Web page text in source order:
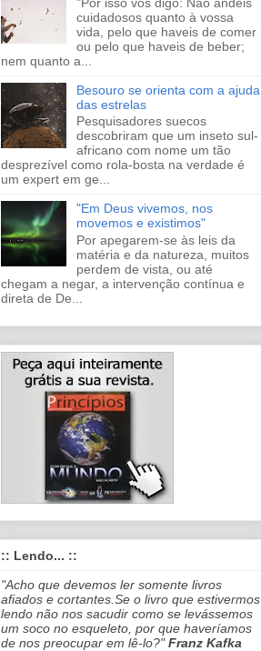
cuidadosos quanto à vossa
vida, pelo que haveis de comer
ou pelo que haveis de beber;
nem quanto a...
Besouro se orienta com a ajuda
das estrelas
Pesquisadores suecos
descobriram que um inseto sul-
africano com nome um tão
desprezível como rola-bosta na verdade é
um expert em ge...
"Em Deus vivemos, nos
movemos e existimos"
Por apegarem-se às leis da
matéria e da natureza, muitos
perdem de vista, ou até
chegam a negar, a intervenção contínua e
direta de De...
:: Lendo... ::
"Acho que devemos ler somente livros
afiados e cortantes.Se o livro que estivermos
lendo não nos sacudir como se levássemos
um soco no esqueleto, por que haveríamos
de nos preocupar em lê-lo?"Franz Kafka